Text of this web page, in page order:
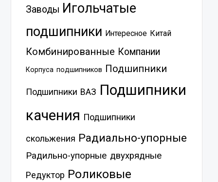
Заводы Игольчатые
подшипники Интересное Китай
Комбинированные Компании
Корпуса подшипников Подшипники
Подшипники ВАЗ Подшипники
качения Подшипники
скольжения Радиально-упорные
Радильно-упорные двухрядные
Редуктор Роликовые